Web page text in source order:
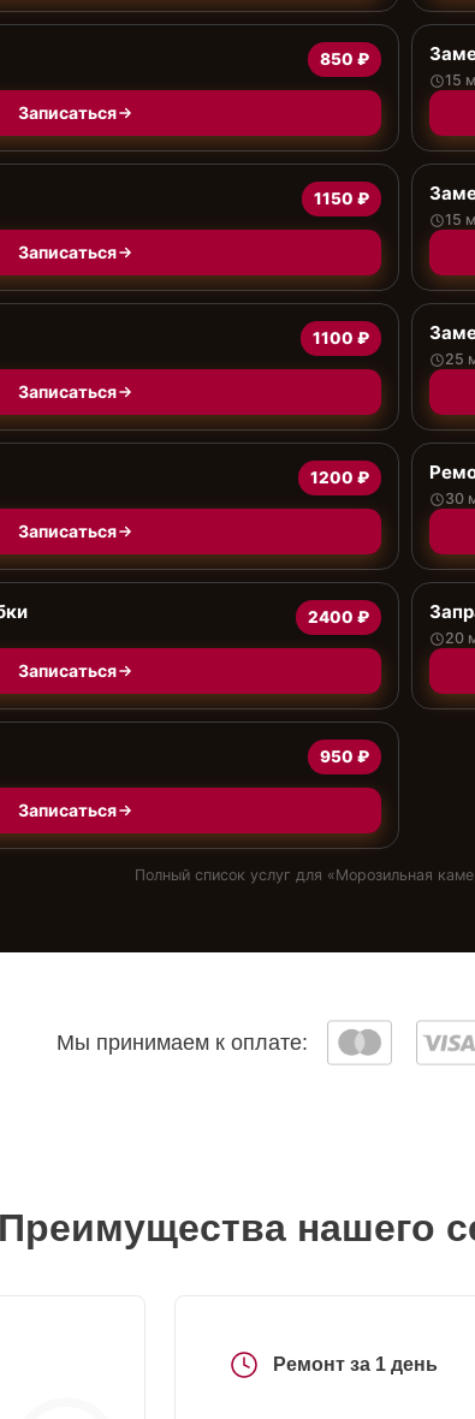
850 ₽
Записаться
15
1150 ₽
Записаться
15
1100 ₽
Записаться
25
1200 ₽
Записаться
30
2400 ₽
Записаться
20
950 ₽
Записаться
Полный список услуг для «Морозильная
Мы принимаем к оплате:
Преимущества нашего
Ремонт за 1 день